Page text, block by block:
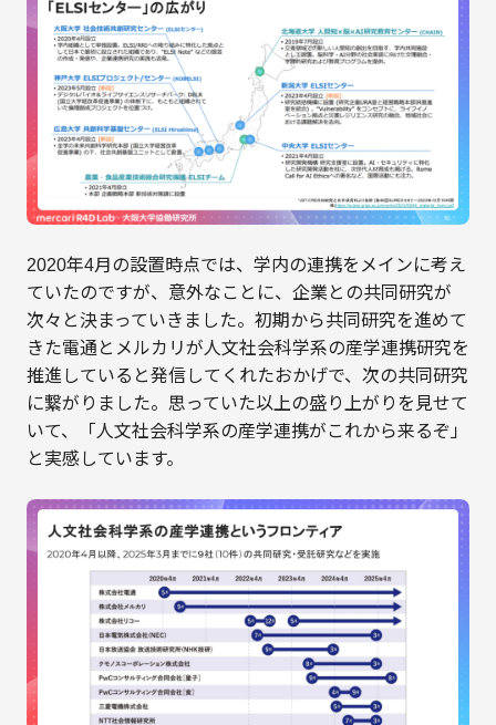
2020年4月の設置時点では、学内の連携をメインに考え
ていたのですが、意外なことに、企業との共同研究が
次々と決まっていきました。初期から共同研究を進めて
きた電通とメルカリが人文社会科学系の産学連携研究を
推進していると発信してくれたおかげで、次の共同研究
に繋がりました。思っていた以上の盛り上がりを見せて
いて、「人文社会科学系の産学連携がこれから来るぞ」
と実感しています。